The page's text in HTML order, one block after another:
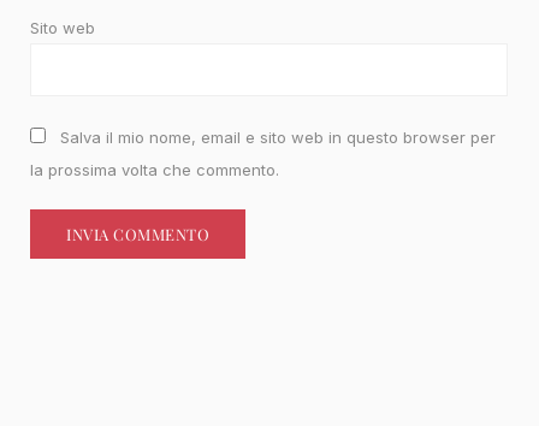
Sito web
Salva il mio nome, email e sito web in questo browser per
la prossima volta che commento.